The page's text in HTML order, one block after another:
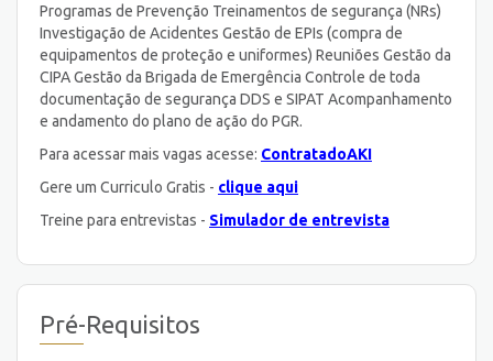
Programas de Prevenção Treinamentos de segurança (NRs)
Investigação de Acidentes Gestão de EPIs (compra de
equipamentos de proteção e uniformes) Reuniões Gestão da
CIPA Gestão da Brigada de Emergência Controle de toda
documentação de segurança DDS e SIPAT Acompanhamento
e andamento do plano de ação do PGR.
Para acessar mais vagas acesse: ContratadoAKI
Gere um Curriculo Gratis - clique aqui
Treine para entrevistas - Simulador de entrevista
Pré-Requisitos